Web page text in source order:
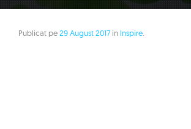
Publicat pe29 August 2017 in Inspire